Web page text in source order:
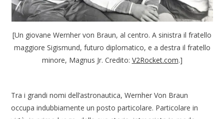
[Un giovane Wernher von Braun, al centro. A sinistra il fratello
maggiore Sigismund, futuro diplomatico, e a destra il fratello
minore, Magnus Jr. Credito: V2Rocket.com.]
Tra i grandi nomi dell’astronautica, Wernher Von Braun
occupa indubbiamente un posto particolare. Particolare in